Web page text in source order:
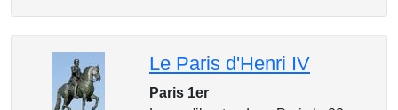
Le Paris d'Henri IV
Paris 1er